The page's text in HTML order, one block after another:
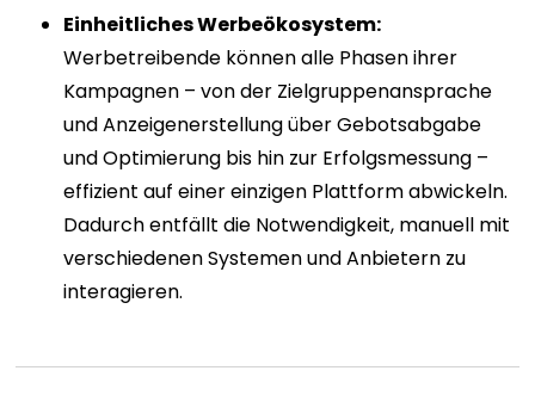
Einheitliches Werbeökosystem:
Werbetreibende können alle Phasen ihrer
Kampagnen – von der Zielgruppenansprache
und Anzeigenerstellung über Gebotsabgabe
und Optimierung bis hin zur Erfolgsmessung –
effizient auf einer einzigen Plattform abwickeln.
Dadurch entfällt die Notwendigkeit, manuell mit
verschiedenen Systemen und Anbietern zu
interagieren.